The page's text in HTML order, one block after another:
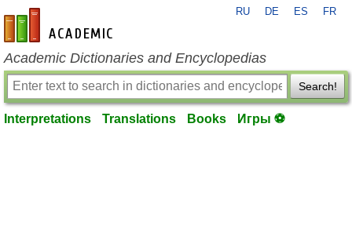
en-academic.com
RU DE ES FR
Academic Dictionaries and Encyclopedias
Search!
Interpretations Translations Books Игры ⚽